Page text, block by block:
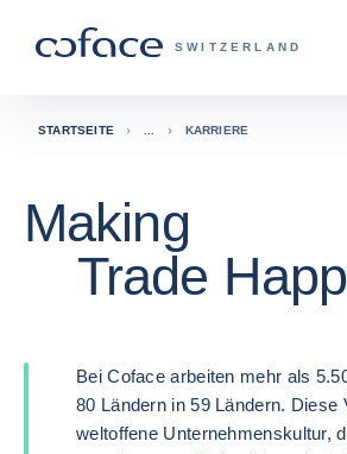
COFACE FOR
SWITZERLAND
Zurück zur Startseite
STARTSEITE KARRIERE
Making
Trade
Bei Coface arbeiten mehr als
80 Ländern in 59 Ländern. Diese
weltoffene Unternehmenskultur,